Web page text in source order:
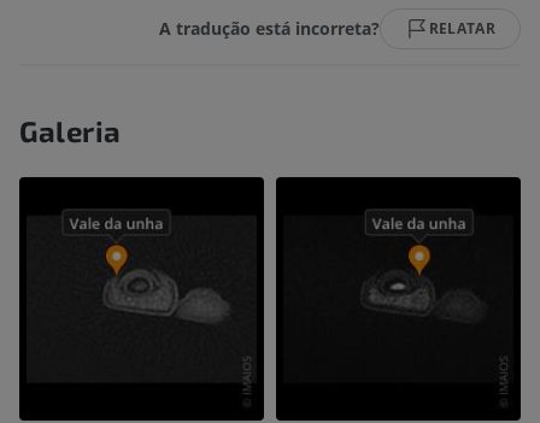
A tradução está incorreta? RELATAR
Galeria